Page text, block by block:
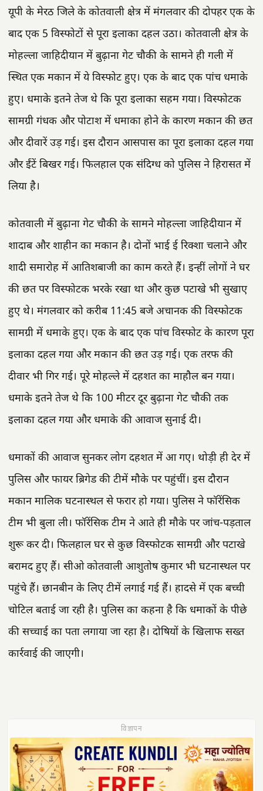
यूपी के मेरठ जिले के कोतवाली क्षेत्र में मंगलवार की दोपहर एक के
बाद एक 5 विस्फोटों से पूरा इलाका दहल उठा। कोतवाली क्षेत्र के
मोहल्ला जाहिदीयान में बुढ़ाना गेट चौकी के सामने ही गली में
स्थित एक मकान में ये विस्फोट हुए। एक के बाद एक पांच धमाके
हुए। धमाके इतने तेज थे कि पूरा इलाका सहम गया। विस्फोटक
सामग्री गंधक और पोटाश में धमाका होने के कारण मकान की छत
और दीवारें उड़ गई। इस दौरान आसपास का पूरा इलाका दहल गया
और ईंटें बिखर गई। फिलहाल एक संदिग्ध को पुलिस ने हिरासत में
लिया है।
कोतवाली में बुढ़ाना गेट चौकी के सामने मोहल्ला जाहिदीयान में
शादाब और शाहीन का मकान है। दोनों भाई ई रिक्शा चलाने और
शादी समारोह में आतिशबाजी का काम करते हैं। इन्हीं लोगों ने घर
की छत पर विस्फोटक भरके रखा था और कुछ पटाखे भी सुखाए
हुए थे। मंगलवार को करीब 11:45 बजे अचानक की विस्फोटक
सामग्री में धमाके हुए। एक के बाद एक पांच विस्फोट के कारण पूरा
इलाका दहल गया और मकान की छत उड़ गई। एक तरफ की
दीवार भी गिर गई। पूरे मोहल्ले में दहशत का माहौल बन गया।
धमाके इतने तेज थे कि 100 मीटर दूर बुढ़ाना गेट चौकी तक
इलाका दहल गया और धमाके की आवाज सुनाई दी।
धमाकों की आवाज सुनकर लोग दहशत में आ गए। थोड़ी ही देर में
पुलिस और फायर ब्रिगेड की टीमें मौके पर पहुंचीं। इस दौरान
मकान मालिक घटनास्थल से फरार हो गया। पुलिस ने फॉरेंसिक
टीम भी बुला ली। फॉरेंसिक टीम ने आते ही मौके पर जांच-पड़ताल
शुरू कर दी। फिलहाल घर से कुछ विस्फोटक सामग्री और पटाखे
बरामद हुए हैं। सीओ कोतवाली आशुतोष कुमार भी घटनास्थल पर
पहुंचे हैं। छानबीन के लिए टीमें लगाई गई हैं। हादसे में एक बच्ची
चोटिल बताई जा रही है। पुलिस का कहना है कि धमाकों के पीछे
की सच्चाई का पता लगाया जा रहा है। दोषियों के खिलाफ सख्त
कार्रवाई की जाएगी।
विज्ञापन